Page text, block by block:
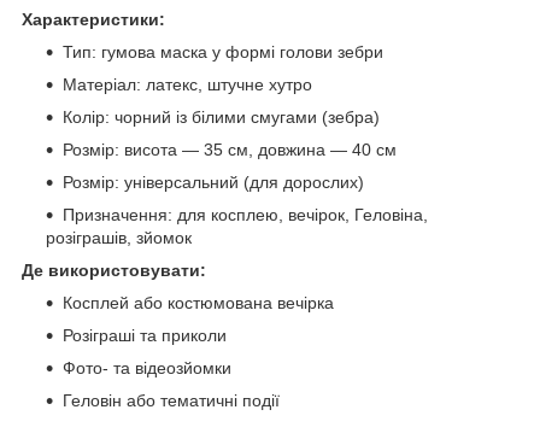
Характеристики:
Тип: гумова маска у формі голови зебри
Матеріал: латекс, штучне хутро
Колір: чорний із білими смугами (зебра)
Розмір: висота — 35 см, довжина — 40 см
Розмір: універсальний (для дорослих)
Призначення: для косплею, вечірок, Геловіна,
розіграшів, зйомок
Де використовувати:
Косплей або костюмована вечірка
Розіграші та приколи
Фото- та відеозйомки
Геловін або тематичні події